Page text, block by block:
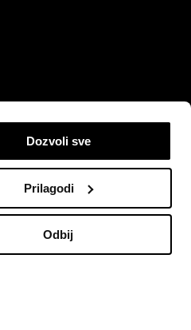
Dozvoli sve
Prilagodi
Odbij